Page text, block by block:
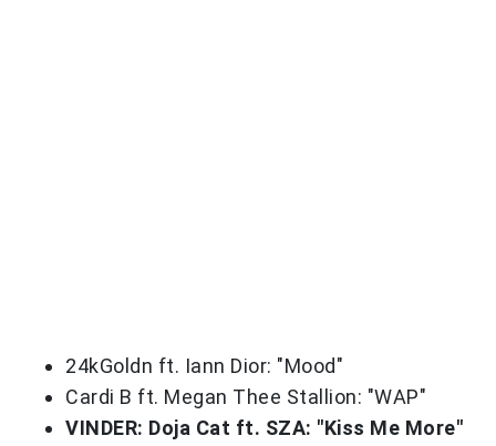
24kGoldn ft. Iann Dior: "Mood"
Cardi B ft. Megan Thee Stallion: "WAP"
VINDER: Doja Cat ft. SZA: "Kiss Me More"